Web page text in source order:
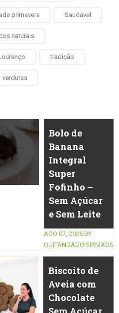
primavera Saudável
naturais
tradição
verduras
Bolo de
Banana
Integral
Super
Fofinho –
Sem Açúcar
e Sem Leite
AGO 07, 2026 BY
QUITANDADOISIRMAOS
Biscoito de
Aveia com
Chocolate